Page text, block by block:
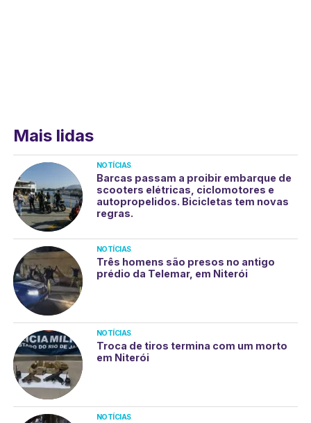
Mais lidas
NOTÍCIAS
Barcas passam a proibir embarque de
scooters elétricas, ciclomotores e
autopropelidos. Bicicletas tem novas
regras.
NOTÍCIAS
Três homens são presos no antigo
prédio da Telemar, em Niterói
NOTÍCIAS
Troca de tiros termina com um morto
em Niterói
NOTÍCIAS